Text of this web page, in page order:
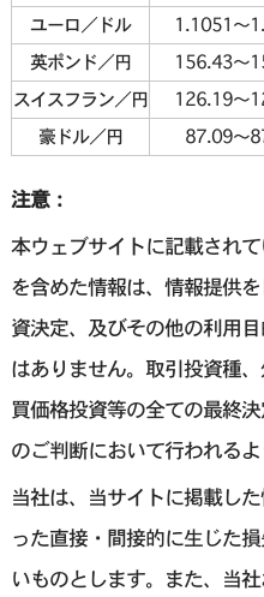
ユーロ／ドル
1.1051〜
英ポンド／円
156.43〜
スイスフラン／円
126.19〜
豪ドル／円
87.09〜
注意：
本ウェブサイトに記載され
を含めた情報は、情報提供
資決定、及びその他の利用
はありません。取引投資種
買価格投資等の全ての最終
のご判断において行われるよ
当社は、当サイトに掲載し
った直接・間接的に生じた
いものとします。また、当